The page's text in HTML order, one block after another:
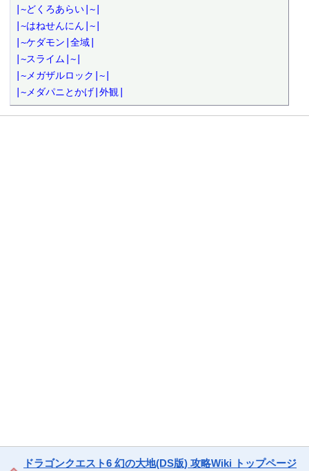
|~どくろあらい|~|
|~はねせんにん|~|
|~ケダモン|全域|
|~スライム|~|
|~メガザルロック|~|
|~メダパニとかげ|外観|
ドラゴンクエスト6 幻の大地(DS版) 攻略Wiki トップページ